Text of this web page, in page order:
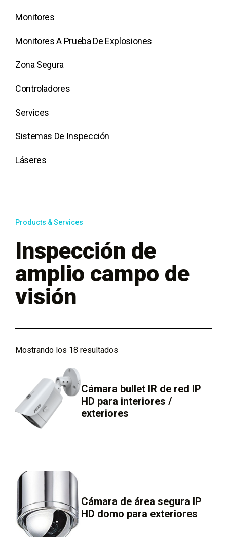
Monitores
Monitores A Prueba De Explosiones
Zona Segura
Controladores
Services
Sistemas De Inspección
Láseres
Products & Services
Inspección de
amplio campo de
visión
Mostrando los 18 resultados
Cámara bullet IR de red IP
HD para interiores /
exteriores
Cámara de área segura IP
HD domo para exteriores